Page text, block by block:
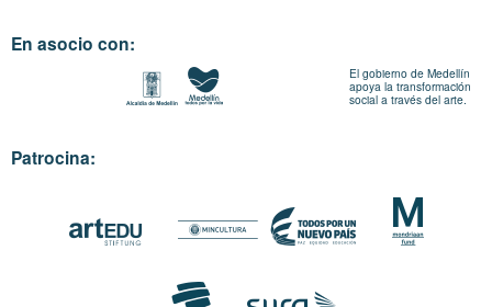
En asocio con:
El gobierno de Medellín
apoya la transformación
social a través del arte.
Patrocina: